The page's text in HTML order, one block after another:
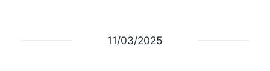
11/03/2025